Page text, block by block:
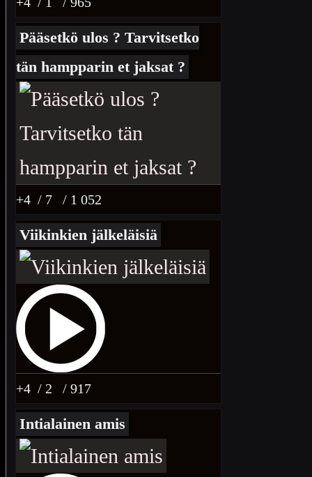
Pääsetkö ulos ? Tarvitsetko
tän hampparin et jaksat ?
+4 / 7 / 1 052
Viikinkien jälkeläisiä
+4 / 2 / 917
Intialainen amis